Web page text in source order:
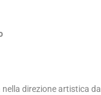
nella direzione artistica da